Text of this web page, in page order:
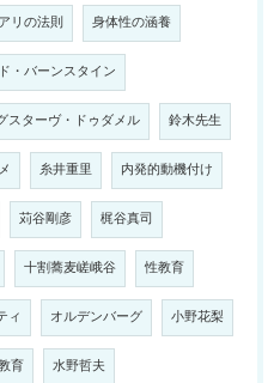
リの法則 身体性の涵養
・バーンスタイン
スターヴ・ドゥダメル 鈴木先生
糸井重里 内発的動機付け
苅谷剛彦 梶谷真司
十割蕎麦嵯峨谷 性教育
ィ オルデンバーグ 小野花梨
育 水野哲夫